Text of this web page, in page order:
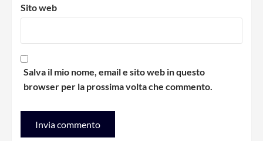
Sito web
Salva il mio nome, email e sito web in questo
browser per la prossima volta che commento.